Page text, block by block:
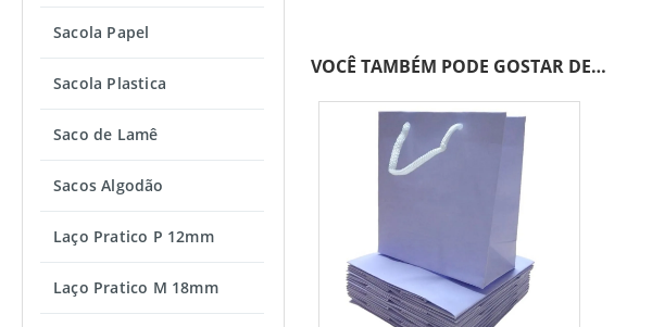
VOCÊ TAMBÉM PODE GOSTAR DE…
Sacola Papel
Sacola Plastica
Saco de Lamê
Sacos Algodão
Laço Pratico P 12mm
Laço Pratico M 18mm